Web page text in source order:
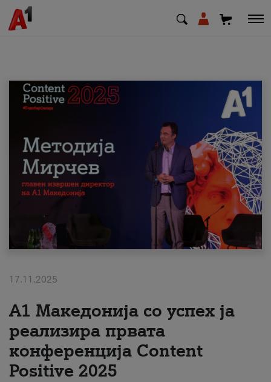
МК EN
Приватни Деловни
Поддршка
Надополни кредит
#ПодобарОнлајн
17.11.2025
А1 Македонија со успех ја
реализира првата
конференција Content
Positive 2025